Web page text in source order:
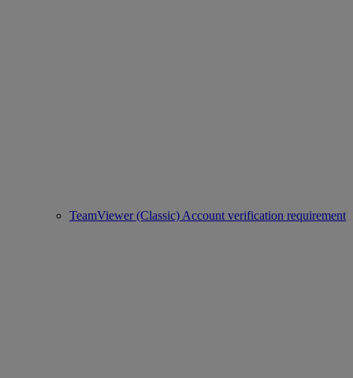
TeamViewer (Classic) Account verification requirement